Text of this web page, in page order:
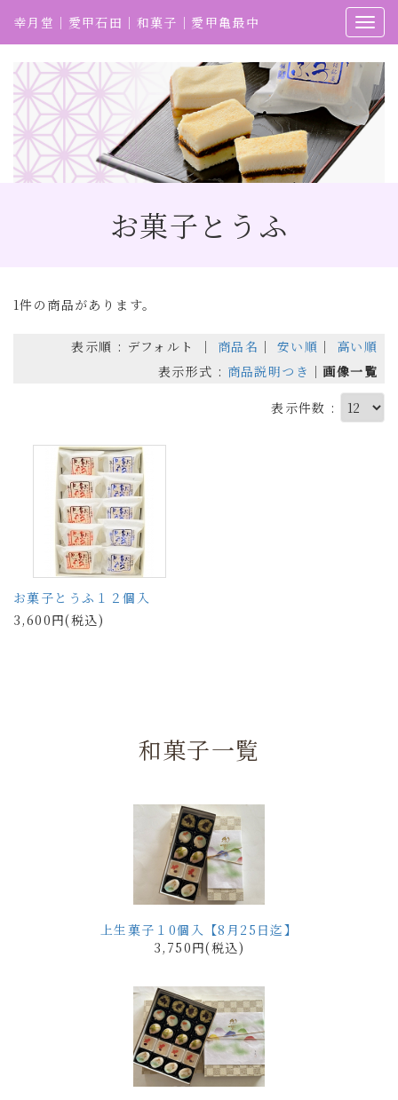
幸月堂｜愛甲石田｜和菓子｜愛甲亀最中
お菓子とうふ
1件の商品があります。
表示順 : デフォルト ｜ 商品名 ｜ 安い順 ｜ 高い順
表示形式 : 商品説明つき ｜ 画像一覧
表示件数 :
お菓子とうふ１２個入
3,600円(税込)
和菓子一覧
上生菓子１0個入【8月25日迄】
3,750円(税込)